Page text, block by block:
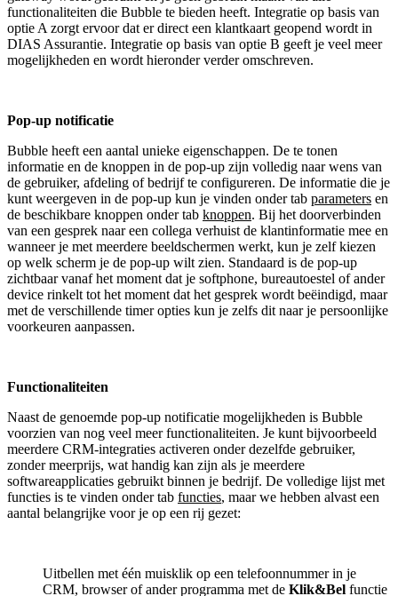
functionaliteiten die Bubble te bieden heeft. Integratie op basis van
optie A zorgt ervoor dat er direct een klantkaart geopend wordt in
DIAS Assurantie. Integratie op basis van optie B geeft je veel meer
mogelijkheden en wordt hieronder verder omschreven.
Pop-up notificatie
Bubble heeft een aantal unieke eigenschappen. De te tonen
informatie en de knoppen in de pop-up zijn volledig naar wens van
de gebruiker, afdeling of bedrijf te configureren. De informatie die je
kunt weergeven in de pop-up kun je vinden onder tab parameters en
de beschikbare knoppen onder tab knoppen. Bij het doorverbinden
van een gesprek naar een collega verhuist de klantinformatie mee en
wanneer je met meerdere beeldschermen werkt, kun je zelf kiezen
op welk scherm je de pop-up wilt zien. Standaard is de pop-up
zichtbaar vanaf het moment dat je softphone, bureautoestel of ander
device rinkelt tot het moment dat het gesprek wordt beëindigd, maar
met de verschillende timer opties kun je zelfs dit naar je persoonlijke
voorkeuren aanpassen.
Functionaliteiten
Naast de genoemde pop-up notificatie mogelijkheden is Bubble
voorzien van nog veel meer functionaliteiten. Je kunt bijvoorbeeld
meerdere CRM-integraties activeren onder dezelfde gebruiker,
zonder meerprijs, wat handig kan zijn als je meerdere
softwareapplicaties gebruikt binnen je bedrijf. De volledige lijst met
functies is te vinden onder tab functies, maar we hebben alvast een
aantal belangrijke voor je op een rij gezet:
Uitbellen met één muisklik op een telefoonnummer in je
CRM, browser of ander programma met de Klik&Bel functie